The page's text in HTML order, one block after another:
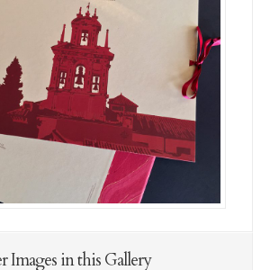
Images in this Gallery